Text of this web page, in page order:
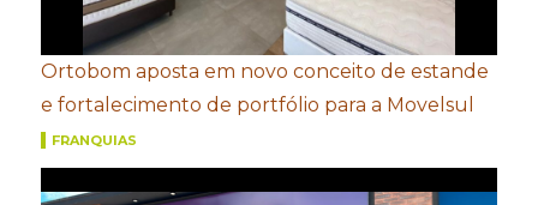
Ortobom aposta em novo conceito de estande
e fortalecimento de portfólio para a Movelsul
FRANQUIAS